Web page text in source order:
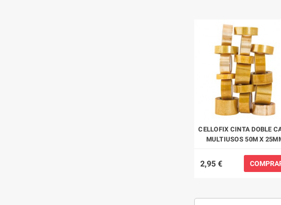
CELLOFIX CINTA DOBLE
MULTIUSOS 50M X
2,95 €